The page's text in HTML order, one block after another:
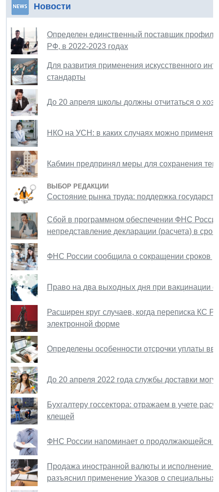
Новости
Определен единственный поставщик
РФ, в 2022-2023 годах
Для развития применения искусственного
стандарты
До 20 апреля школы должны отчитаться о
НКО на УСН: в каких случаях можно
Кабмин предпринял меры для сохранения
ВЫБОР РЕДАКЦИИ
Состояние рынка труда: поддержка
Сбой в программном обеспечении ФНС
непредставление декларации (расчета) в срок
ФНС России сообщила о сокращении сроков
Право на два выходных дня при вакцинации
Расширен круг случаев, когда переписка КС
электронной форме
Определены особенности отсрочки уплаты
До 20 апреля 2022 года службы доставки
Бухгалтеру госсектора: отражаем в учете
клещей
ФНС России напоминает о продолжающейся
Продажа иностранной валюты и исполнение
разъяснил применение Указов о специальных